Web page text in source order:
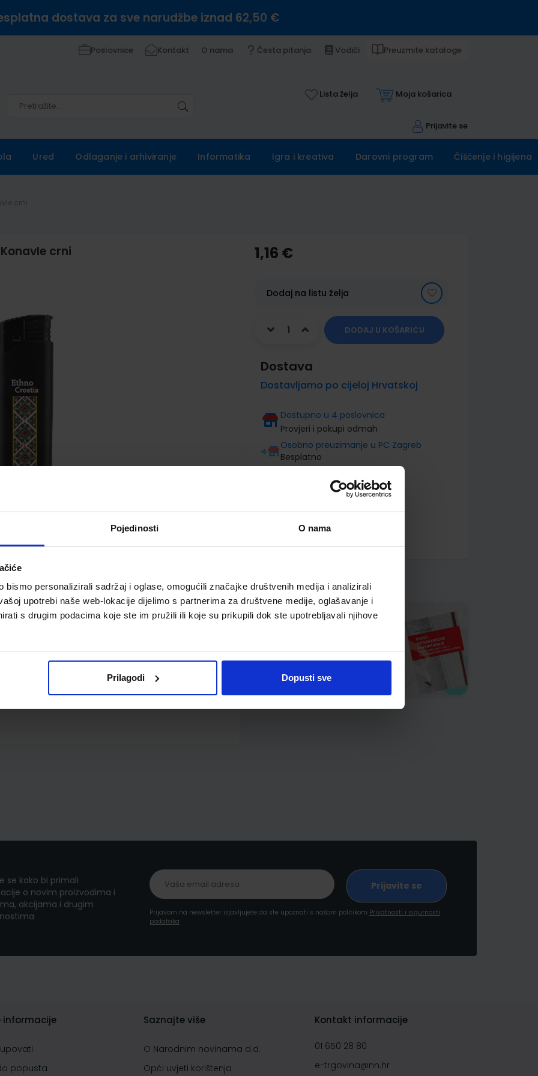
Pojedinosti O nama
bismo personalizirali sadržaj i oglase, omogućili značajke društvenih medija i analizirali
upotrebi naše web-lokacije dijelimo s partnerima za društvene medije, oglašavanje i
s drugim podacima koje ste im pružili ili koje su prikupili dok ste upotrebljavali njihove
Prilagodi Dopusti sve
dostava za sve narudžbe iznad 62,50 €
Poslovnice Kontakt O nama Česta pitanja Vodiči Preuzmite kataloge
Lista želja Moja košarica
Prijavite se
Ured Odlaganje i arhiviranje Informatika Igra i kreativa Darovni program Čišćenje i higijena
crni 1,16 €
Dodaj na listu želja
DODAJ U KOŠARICU
Dostava
Dostavljamo po cijeloj Hrvatskoj
Dostupno u 4 poslovnica
Provjeri i pokupi odmah
Osobno preuzimanje u PC Zagreb
Besplatno
se kako bi primali
o novim proizvodima i
akcijama i drugim
Prijavom na newsletter izjavljujete da ste upoznati s našom politikom Privatnosti i sigurnosti
podataka
informacije
popusta
Saznajte više
O Narodnim novinama d.d.
Opći uvjeti korištenja
Kontakt informacije
01 650 28 80
e-trgovina@nn.hr